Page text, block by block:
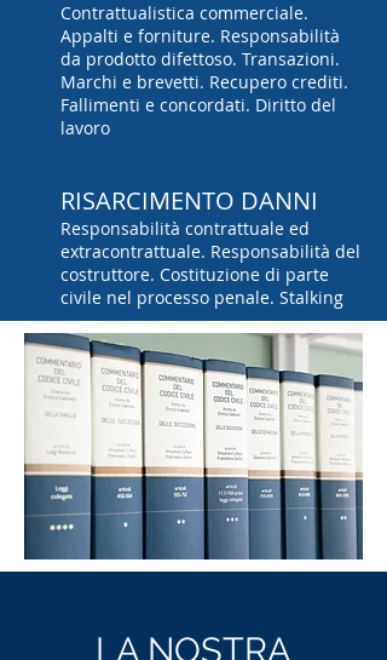
Contrattualistica commerciale.
Appalti e forniture. Responsabilità
da prodotto difettoso. Transazioni.
Marchi e brevetti. Recupero crediti.
Fallimenti e concordati. Diritto del
lavoro
RISARCIMENTO DANNI
Responsabilità contrattuale ed
extracontrattuale. Responsabilità del
costruttore. Costituzione di parte
civile nel processo penale. Stalking
LA NOSTRA